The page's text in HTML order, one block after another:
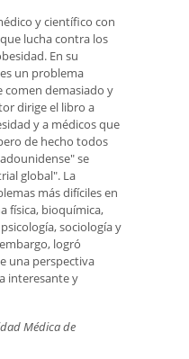
y científico con
lucha contra los
En su
un problema
comen demasiado y
dirige el libro a
y a médicos que
de hecho todos
se
global". La
más difíciles en
física, bioquímica,
sociología y
logró
una perspectiva
interesante y
Médica de